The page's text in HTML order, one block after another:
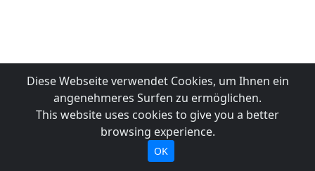
Diese Webseite verwendet Cookies, um Ihnen ein
angenehmeres Surfen zu ermöglichen.
This website uses cookies to give you a better
browsing experience.
OK